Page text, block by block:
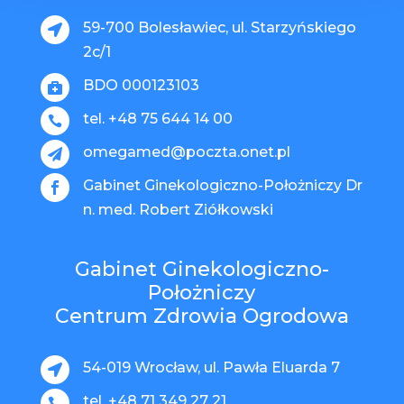

59-700 Bolesławiec, ul. Starzyńskiego
2c/1
 BDO 000123103
 tel. +48 75 644 14 00
 omegamed@poczta.onet.pl

Gabinet Ginekologiczno-Położniczy Dr
n. med. Robert Ziółkowski
Gabinet Ginekologiczno-
Położniczy
Centrum Zdrowia Ogrodowa
 54-019 Wrocław, ul. Pawła Eluarda 7